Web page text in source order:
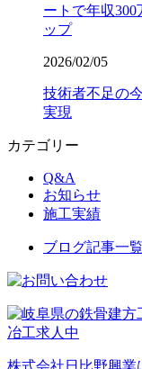
ートで年収
ップ
2026/02/05
技術者不足の
実現
カテゴリー
Q&A
お知らせ
施工実績
ブログ記事一覧
株式会社日比野興業